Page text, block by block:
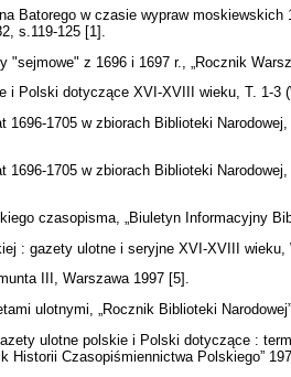
Batorego w czasie wypraw
s.119-125 [1].
"sejmowe" z 1696 i 1697 r., „Rocznik
i Polski dotyczące XVI-XVIII wieku, T. 1-3
1705 w zbiorach Biblioteki
1705 w zbiorach Biblioteki
czasopisma, „Biuletyn Informacyjny
: gazety ulotne i seryjne XVI-XVIII wieku,
III, Warszawa 1997 [5].
ulotnymi, „Rocznik Biblioteki
ulotne polskie i Polski dotyczące :
Historii Czasopiśmiennictwa Polskiego”